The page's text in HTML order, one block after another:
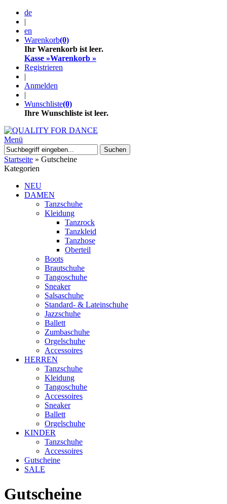
de
|
en
Warenkorb(0)
Ihr Warenkorb ist leer.
Kasse »Warenkorb »
Registrieren
|
Anmelden
|
Wunschliste(0)
Ihre Wunschliste ist leer.
Menü
Suchen
Startseite » Gutscheine
Kategorien
NEU
DAMEN
Tanzschuhe
Kleidung
Tanzrock
Tanzkleid
Tanzhose
Oberteil
Boots
Brautschuhe
Tangoschuhe
Sneaker
Salsaschuhe
Standard- & Lateinschuhe
Jazzschuhe
Ballett
Zumbaschuhe
Orgelschuhe
Accessoires
HERREN
Tanzschuhe
Kleidung
Tangoschuhe
Accessoires
Sneaker
Ballett
Orgelschuhe
KINDER
Tanzschuhe
Accessoires
Gutscheine
SALE
Gutscheine